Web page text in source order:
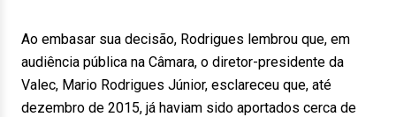
Ao embasar sua decisão, Rodrigues lembrou que, em
audiência pública na Câmara, o diretor-presidente da
Valec, Mario Rodrigues Júnior, esclareceu que, até
dezembro de 2015, já haviam sido aportados cerca de